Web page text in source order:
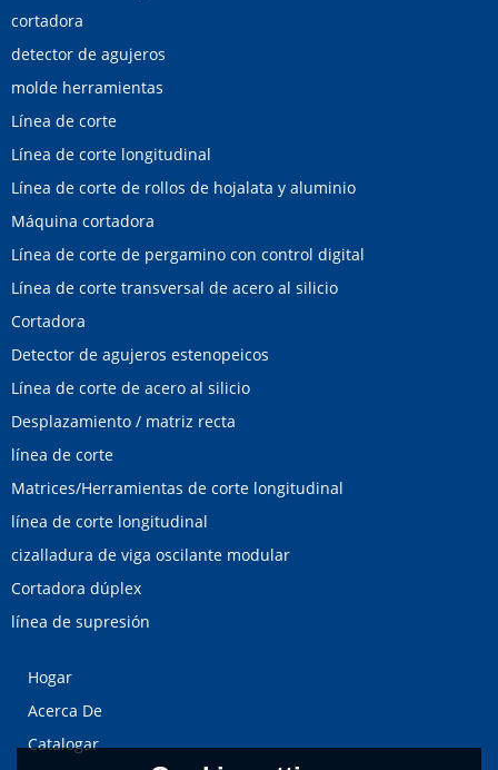
cortadora
detector de agujeros
molde herramientas
Línea de corte
Línea de corte longitudinal
Línea de corte de rollos de hojalata y aluminio
Máquina cortadora
Línea de corte de pergamino con control digital
Línea de corte transversal de acero al silicio
Cortadora
Detector de agujeros estenopeicos
Línea de corte de acero al silicio
Desplazamiento / matriz recta
línea de corte
Matrices/Herramientas de corte longitudinal
línea de corte longitudinal
cizalladura de viga oscilante modular
Cortadora dúplex
línea de supresión
Hogar
Acerca De
Catalogar